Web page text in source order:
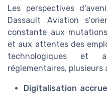
Les perspectives
Dassault Aviation
constante aux
et aux attentes des
technologiques et
réglementaires, plusieurs
Digitalisation